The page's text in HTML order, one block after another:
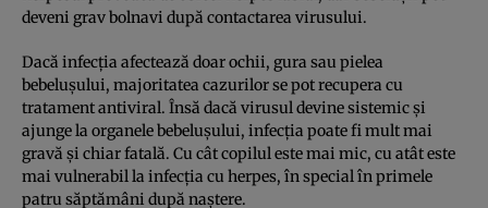
deveni grav bolnavi după contactarea virusului.
Dacă infecția afectează doar ochii, gura sau pielea
bebelușului, majoritatea cazurilor se pot recupera cu
tratament antiviral. Însă dacă virusul devine sistemic și
ajunge la organele bebelușului, infecția poate fi mult mai
gravă și chiar fatală. Cu cât copilul este mai mic, cu atât este
mai vulnerabil la infecția cu herpes, în special în primele
patru săptămâni după naștere.